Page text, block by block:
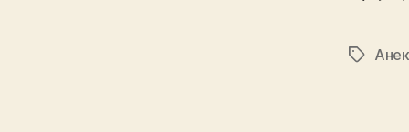
Tags